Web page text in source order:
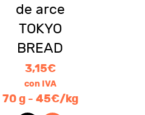
de arce
TOKYO
BREAD
3,15€
con IVA
70 g - 45€/kg